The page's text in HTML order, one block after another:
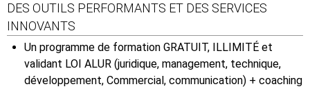
DES OUTILS PERFORMANTS ET DES SERVICES
INNOVANTS
Un programme de formation GRATUIT, ILLIMITÉ et
validant LOI ALUR (juridique, management, technique,
développement, Commercial, communication) + coaching